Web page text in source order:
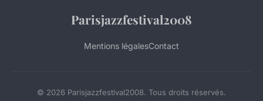
Parisjazzfestival2008
Mentions légalesContact
© 2026 Parisjazzfestival2008. Tous droits réservés.